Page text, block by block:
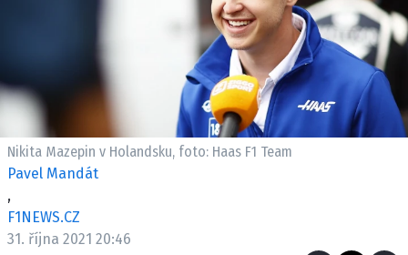
PROFILY TÝMŮ
ROZHOVORY
OSTATNÍ
SLEDUJTE NÁS NA|
Nikita Mazepin v Holandsku, foto: Haas F1 Team
Pavel Mandát
,
F1NEWS.CZ
31. října 2021 20:46